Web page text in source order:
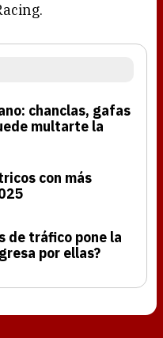
chanclas, gafas
multarte la
con más
de tráfico pone la
por ellas?